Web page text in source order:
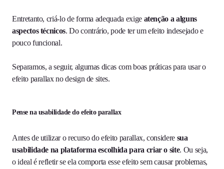
Entretanto, criá-lo de forma adequada exige atenção a alguns
aspectos técnicos. Do contrário, pode ter um efeito indesejado e
pouco funcional.
Separamos, a seguir, algumas dicas com boas práticas para usar o
efeito parallax no design de sites.
Pense na usabilidade do efeito parallax
Antes de utilizar o recurso do efeito parallax, considere sua
usabilidade na plataforma escolhida para criar o site. Ou seja,
o ideal é refletir se ela comporta esse efeito sem causar problemas,